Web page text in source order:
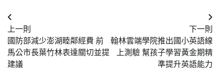
文
章
導
覽
上一則
國防部減少澎湖睦鄰經費 前
馬公市長葉竹林表達關切並提
建議
下一則
翰林雲端學院推出國小英語線
上測驗 幫孩子學習黃金期精
準提升英語能力